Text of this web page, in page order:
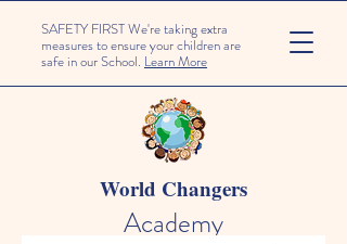
SAFETY FIRST We're taking extra
measures to ensure your children are
safe in our School. Learn More
World Changers
Academy